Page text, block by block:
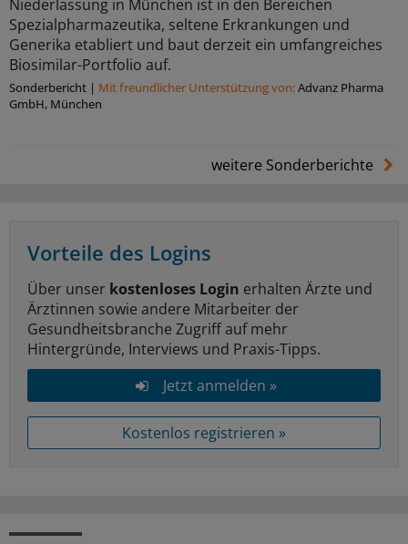
Niederlassung in München ist in den Bereichen
Spezialpharmazeutika, seltene Erkrankungen und
Generika etabliert und baut derzeit ein umfangreiches
Biosimilar-Portfolio auf.
Sonderbericht | Mit freundlicher Unterstützung von:Advanz Pharma
GmbH, München
weitere Sonderberichte
Vorteile des Logins
Über unser kostenloses Login erhalten Ärzte und
Ärztinnen sowie andere Mitarbeiter der
Gesundheitsbranche Zugriff auf mehr
Hintergründe, Interviews und Praxis-Tipps.
Jetzt anmelden »
Kostenlos registrieren »